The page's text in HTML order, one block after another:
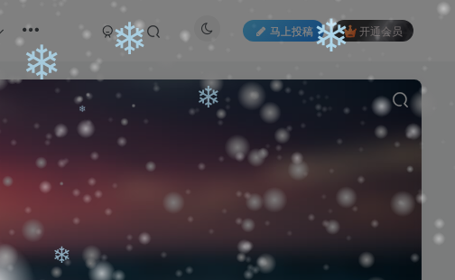
马上投稿 开通会员
❄
❄ ❄ ❄